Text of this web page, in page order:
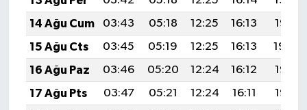
14 Ağu Cum
03:43 05:18 12:25 16:13
19:21
15 Ağu Cts
03:45 05:19 12:25 16:13
19:20
16 Ağu Paz
03:46 05:20 12:24 16:12
19:18
17 Ağu Pts
03:47 05:21 12:24 16:11
19:17